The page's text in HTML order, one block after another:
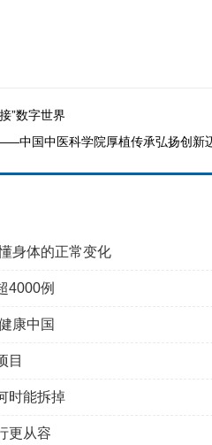
”数字世界
中国中医科学院厚植传承弘扬创新
身体的正常变化
4000例
康中国
目
时能拆掉
更从容